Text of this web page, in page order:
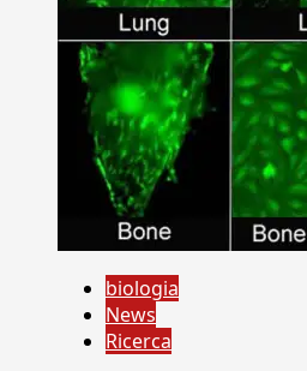
biologia
News
Ricerca